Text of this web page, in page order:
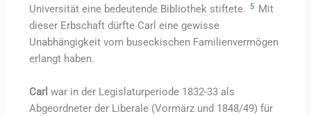
Universität eine bedeutende Bibliothek stiftete.
5 Mit
dieser Erbschaft dürfte Carl eine gewisse
Unabhängigkeit vom buseckischen Familienvermögen
erlangt haben.
Carl war in der Legislaturperiode 1832-33 als
Abgeordneter der Liberale (Vormärz und 1848/49) für